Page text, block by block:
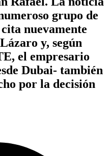
grupo de
nuevamente
y, según
el empresario
Dubai- también
por la decisión